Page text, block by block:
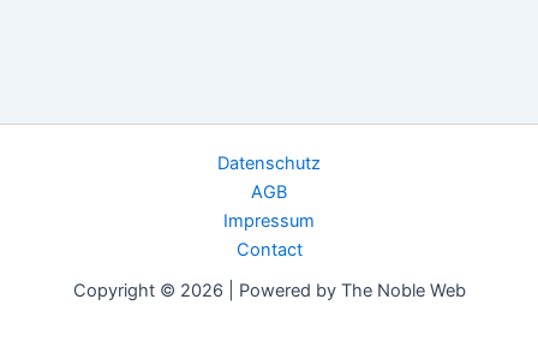
Datenschutz
AGB
Impressum
Contact
Copyright © 2026 | Powered by The Noble Web